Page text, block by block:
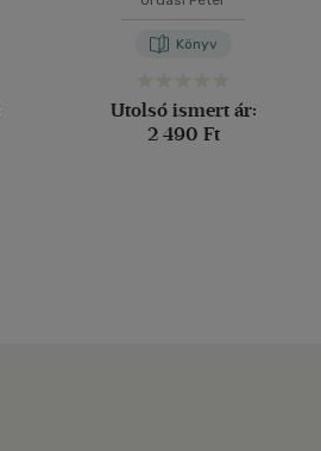
Könyv
Utolsó ismert ár:
2 490 Ft